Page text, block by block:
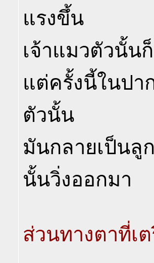
แรงขึ้น
เจ้าแมวตัวนั้น
แต่ครั้งนี้ในปา
ตัวนั้น
มันกลายเป็นลู
นั้นวิ่งออกมา
ส่วนทางตาที่เ